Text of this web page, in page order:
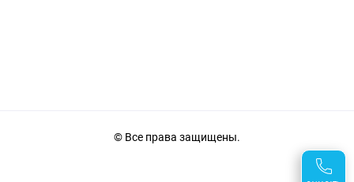
© Все права защищены.